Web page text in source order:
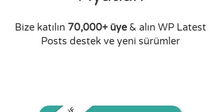
Bize katılın 70,000+ üye& alın WP Latest
Posts destek ve yeni sürümler